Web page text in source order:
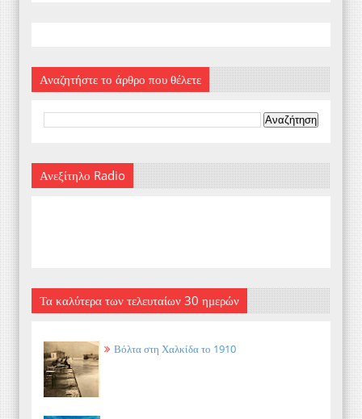
Αναζητήστε το άρθρο που θέλετε
Ανεξίτηλο Radio
Τα καλύτερα των τελευταίων 30 ημερών
Βόλτα στη Χαλκίδα το 1910